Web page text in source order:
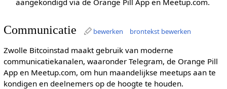
Communicatie bewerken brontekst bewerken
Zwolle Bitcoinstad maakt gebruik van moderne
communicatiekanalen, waaronder Telegram, de Orange Pill
App en Meetup.com, om hun maandelijkse meetups aan te
kondigen en deelnemers op de hoogte te houden.